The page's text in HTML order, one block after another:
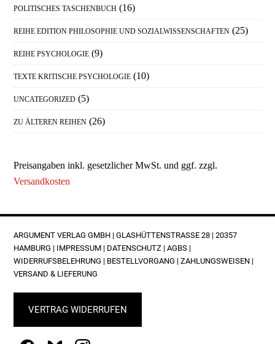
POLITISCHES TASCHENBUCH (16)
REIHE EDITION PHILOSOPHIE UND SOZIALWISSENSCHAFTEN (25)
REIHE PSYCHOLOGIE (9)
TEXTE KRITISCHE PSYCHOLOGIE (10)
UNCATEGORIZED (5)
ZU ÄLTEREN REIHEN (26)
Preisangaben inkl. gesetzlicher MwSt. und ggf. zzgl.
Versandkosten
FOOTER
ARGUMENT VERLAG GMBH | GLASHÜTTENSTRASSE 28 | 20357 H
AMBURG | IMPRESSUM | DATENSCHUTZ |AGBS |
WIDERRUFSBELEHRUNG | BESTELLVORGANG |ZAHLUNGSWEISEN |
VERSAND & LIEFERUNG
VERTRAG WIDERRUFEN